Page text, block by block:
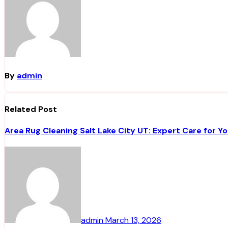
By admin
Related Post
Area Rug Cleaning Salt Lake City UT: Expert Care for
adminMarch 13, 2026